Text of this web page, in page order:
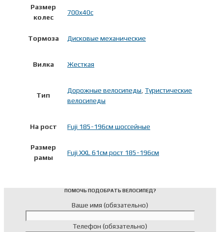
Размер
колес
700x40c
Тормоза Дисковые механические
Вилка Жесткая
Тип
Дорожные велосипеды, Туристические
велосипеды
На рост Fuji 185-196см шоссейные
Размер
рамы
Fuji XXL 61см рост 185-196см
ПОМОЧЬ ПОДОБРАТЬ ВЕЛОСИПЕД?
Ваше имя (обязательно)
Телефон (обязательно)